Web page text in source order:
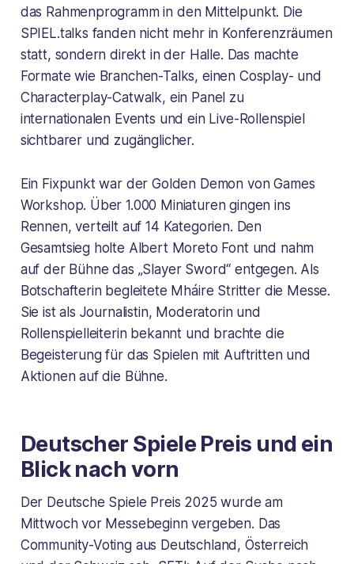
das Rahmenprogramm in den Mittelpunkt. Die
SPIEL.talks fanden nicht mehr in Konferenzräumen
statt, sondern direkt in der Halle. Das machte
Formate wie Branchen-Talks, einen Cosplay- und
Characterplay-Catwalk, ein Panel zu
internationalen Events und ein Live-Rollenspiel
sichtbarer und zugänglicher.
Ein Fixpunkt war der Golden Demon von Games
Workshop. Über 1.000 Miniaturen gingen ins
Rennen, verteilt auf 14 Kategorien. Den
Gesamtsieg holte Albert Moreto Font und nahm
auf der Bühne das „Slayer Sword“ entgegen. Als
Botschafterin begleitete Mháire Stritter die Messe.
Sie ist als Journalistin, Moderatorin und
Rollenspielleiterin bekannt und brachte die
Begeisterung für das Spielen mit Auftritten und
Aktionen auf die Bühne.
Deutscher Spiele Preis und ein
Blick nach vorn
Der Deutsche Spiele Preis 2025 wurde am
Mittwoch vor Messebeginn vergeben. Das
Community-Voting aus Deutschland, Österreich